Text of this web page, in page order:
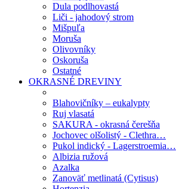
Dula podlhovastá
Liči - jahodový strom
Mišpuľa
Moruša
Olivovníky
Oskoruša
Ostatné
OKRASNÉ DREVINY
Blahovičníky – eukalypty
Ruj vlasatá
SAKURA - okrasná čerešňa
Jochovec olšolistý - Clethra…
Pukol indický - Lagerstroemia…
Albizia ružová
Azalka
Zanoväť metlinatá (Cytisus)